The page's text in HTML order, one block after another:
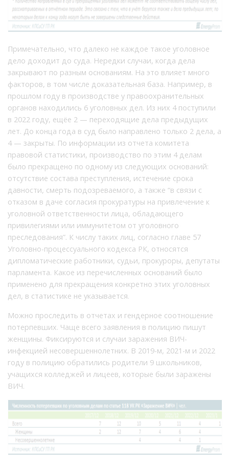
Примечательно, что далеко не каждое такое уголовное
дело доходит до суда. Нередки случаи, когда дела
закрывают по разным основаниям. На это влияет много
факторов, в том числе доказательная база. Например, в
прошлом году в производстве у правоохранительных
органов находились 6 уголовных дел. Из них 4 поступили
в 2022 году, ещёе 2 — переходящие дела предыдущих
лет. До конца года в суд было направлено только 2 дела, а
4 — закрыты. По информации из отчета комитета
правовой статистики, производство по этим 4 делам
было прекращено по одному из следующих оснований:
отсутствие состава преступления, истечение срока
давности, смерть подозреваемого, а также “в связи с
отказом в даче согласия прокуратуры на привлечение к
уголовной ответственности лица, обладающего
привилегиями или иммунитетом от уголовного
преследования”. К числу таких лиц, согласно главе 57
Уголовно-процессуального кодекса РК, относятся
дипломатические работники, судьи, прокуроры, депутаты
парламента. Какое из перечисленных оснований было
применено для прекращения конкретно этих уголовных
дел, в статистике не указывается.
Можно проследить в отчетах и гендерное соотношение
потерпевших. Чаще всего заявления в полицию пишут
женщины. Фиксируются и случаи заражения ВИЧ-
инфекцией несовершеннолетних. В 2019-м, 2021-м и 2022
году в полицию обратились родители 9 школьников,
учащихся колледжей и лицеев, которые были заражены
ВИЧ.